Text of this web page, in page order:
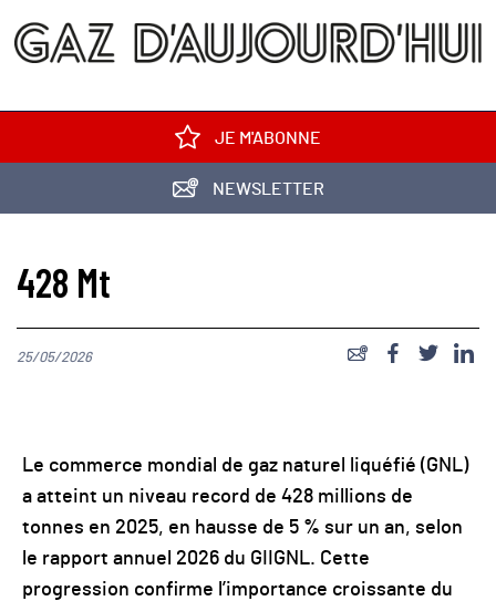
JE M'ABONNE
NEWSLETTER
428 Mt
25/05/2026
Le commerce mondial de gaz naturel liquéfié (GNL)
a atteint un niveau record de 428 millions de
tonnes en 2025, en hausse de 5 % sur un an, selon
le rapport annuel 2026 du GIIGNL. Cette
progression confirme l’importance croissante du